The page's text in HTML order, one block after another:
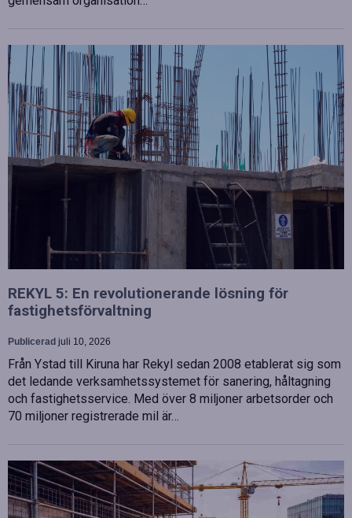
REKYL 5: En revolutionerande lösning för
fastighetsförvaltning
Publicerad juli 10, 2026
Från Ystad till Kiruna har Rekyl sedan 2008 etablerat sig som
det ledande verksamhetssystemet för sanering, håltagning
och fastighetsservice. Med över 8 miljoner arbetsorder och
70 miljoner registrerade mil är…